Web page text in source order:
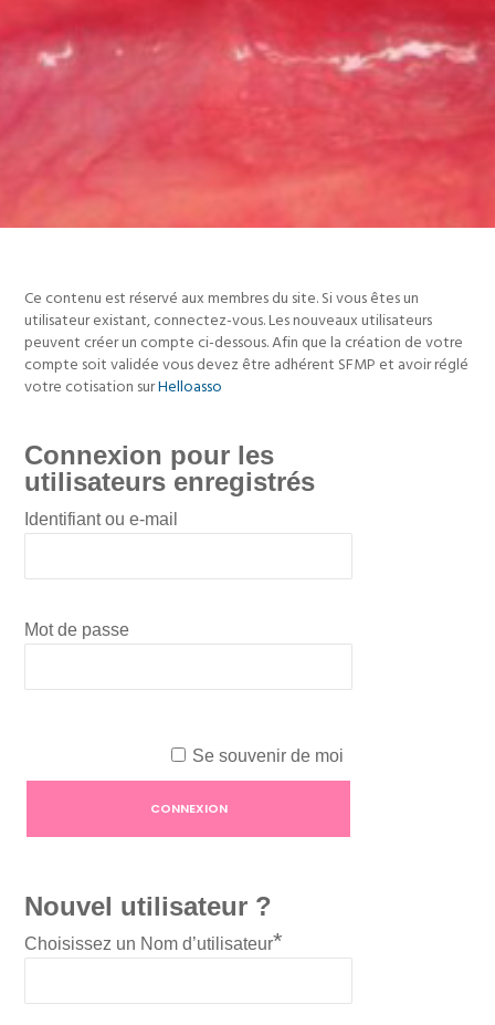
Ce contenu est réservé aux membres du site. Si vous êtes un
utilisateur existant, connectez-vous. Les nouveaux utilisateurs
peuvent créer un compte ci-dessous. Afin que la création de votre
compte soit validée vous devez être adhérent SFMP et avoir réglé
votre cotisation surHelloasso
Connexion pour les
utilisateurs enregistrés
Identifiant ou e-mail
Mot de passe
Se souvenir de moi
Nouvel utilisateur ?
Choisissez un Nom d’utilisateur*